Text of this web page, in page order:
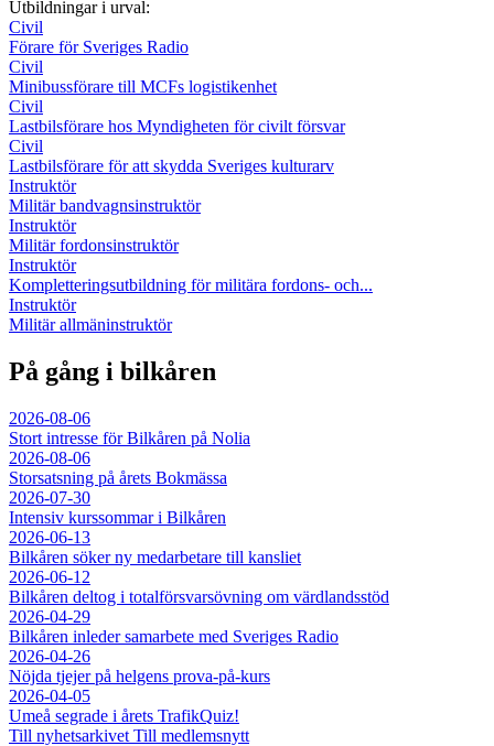
Utbildningar i urval:
Civil
Förare för Sveriges Radio
Civil
Minibussförare till MCFs logistikenhet
Civil
Lastbilsförare hos Myndigheten för civilt försvar
Civil
Lastbilsförare för att skydda Sveriges kulturarv
Instruktör
Militär bandvagnsinstruktör
Instruktör
Militär fordonsinstruktör
Instruktör
Kompletteringsutbildning för militära fordons- och...
Instruktör
Militär allmäninstruktör
På gång i bilkåren
2026-08-06
Stort intresse för Bilkåren på Nolia
2026-08-06
Storsatsning på årets Bokmässa
2026-07-30
Intensiv kurssommar i Bilkåren
2026-06-13
Bilkåren söker ny medarbetare till kansliet
2026-06-12
Bilkåren deltog i totalförsvarsövning om värdlandsstöd
2026-04-29
Bilkåren inleder samarbete med Sveriges Radio
2026-04-26
Nöjda tjejer på helgens prova-på-kurs
2026-04-05
Umeå segrade i årets TrafikQuiz!
Till nyhetsarkivet Till medlemsnytt